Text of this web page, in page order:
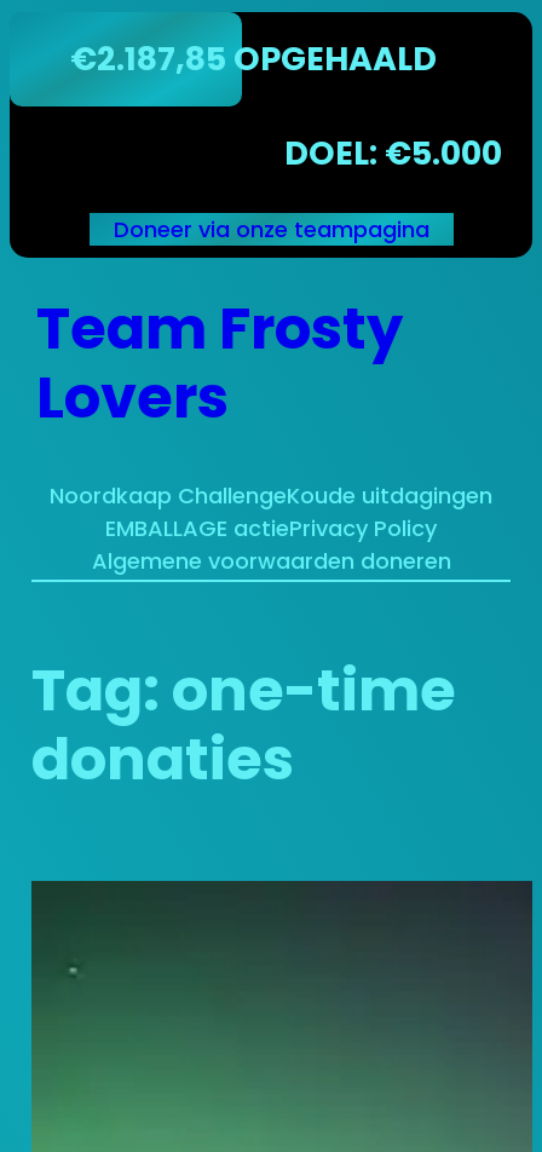
€2.187,85 OPGEHAALD
DOEL: €5.000
Doneer via onze teampagina
naar
inhoud
Team Frosty
Lovers
Noordkaap ChallengeKoude uitdagingen
EMBALLAGE actiePrivacy Policy
Algemene voorwaarden doneren
Tag:one-time
donaties